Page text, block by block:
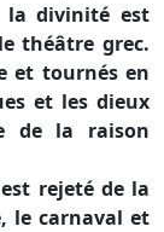
la divinité est
théâtre grec.
et tournés en
et les dieux
de la raison
rejeté de la
le carnaval et